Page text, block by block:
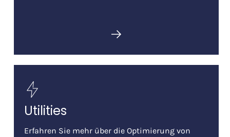
Utilities
Erfahren Sie mehr über die Optimierung von